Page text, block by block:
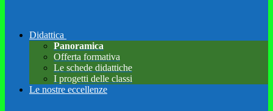
Didattica
Panoramica
Offerta formativa
Le schede didattiche
I progetti delle classi
Le nostre eccellenze